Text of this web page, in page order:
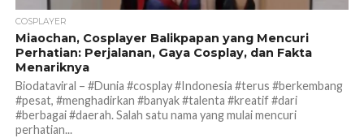
COSPLAYER
Miaochan, Cosplayer Balikpapan yang Mencuri
Perhatian: Perjalanan, Gaya Cosplay, dan Fakta
Menariknya
Biodataviral – #Dunia #cosplay #Indonesia #terus #berkembang
#pesat, #menghadirkan #banyak #talenta #kreatif #dari
#berbagai #daerah. Salah satu nama yang mulai mencuri
perhatian...